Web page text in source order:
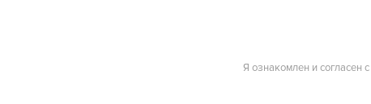
Я ознакомлен и согласен с